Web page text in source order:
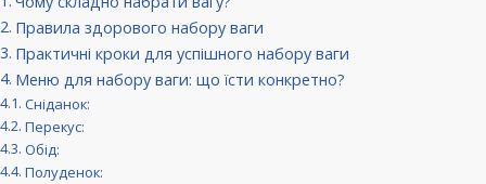
Правила здорового набору ваги
Практичні кроки для успішного набору ваги
Меню для набору ваги: що їсти конкретно?
Сніданок:
Перекус:
Обід:
Полуденок: